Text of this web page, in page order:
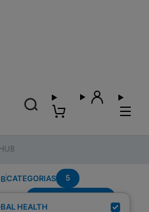
CATEGORIAS 5
HEALTH